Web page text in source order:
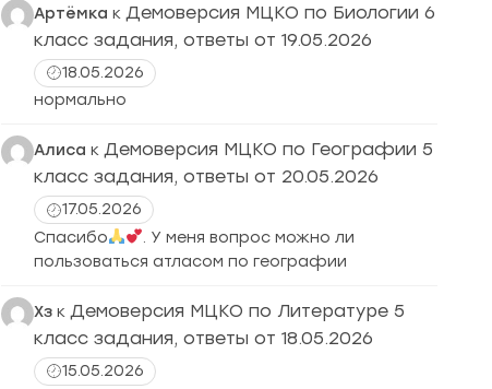
Артёмка к Демоверсия МЦКО по Биологии 6
класс задания, ответы от 19.05.2026
18.05.2026
нормально
Алиса к Демоверсия МЦКО по Географии 5
класс задания, ответы от 20.05.2026
17.05.2026
Спасибо
. У меня вопрос можно ли
пользоваться атласом по географии
Хз к Демоверсия МЦКО по Литературе 5
класс задания, ответы от 18.05.2026
15.05.2026